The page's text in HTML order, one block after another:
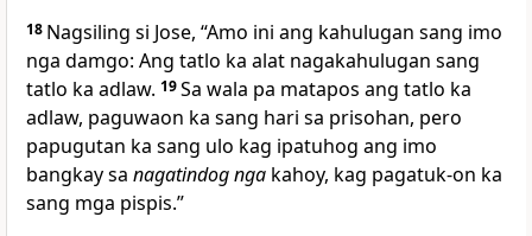
18 Nagsiling si Jose, “Amo ini ang kahulugan sang imo
nga damgo: Ang tatlo ka alat nagakahulugan sang
tatlo ka adlaw. 19Sa wala pa matapos ang tatlo ka
adlaw, paguwaon ka sang hari sa prisohan, pero
papugutan ka sang ulo kag ipatuhog ang imo
bangkay sa nagatindog nga kahoy, kag pagatuk-on ka
sang mga pispis.”